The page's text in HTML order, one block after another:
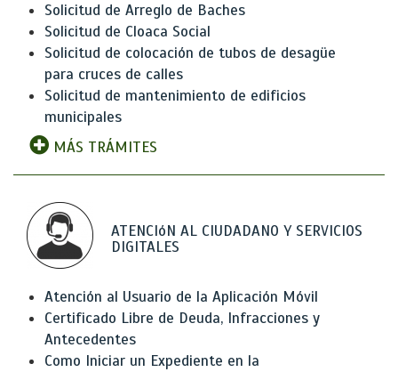
Solicitud de Arreglo de Baches
Solicitud de Cloaca Social
Solicitud de colocación de tubos de desagüe
para cruces de calles
Solicitud de mantenimiento de edificios
municipales
MÁS TRÁMITES
ATENCIóN AL CIUDADANO Y SERVICIOS
DIGITALES
Atención al Usuario de la Aplicación Móvil
Certificado Libre de Deuda, Infracciones y
Antecedentes
Como Iniciar un Expediente en la